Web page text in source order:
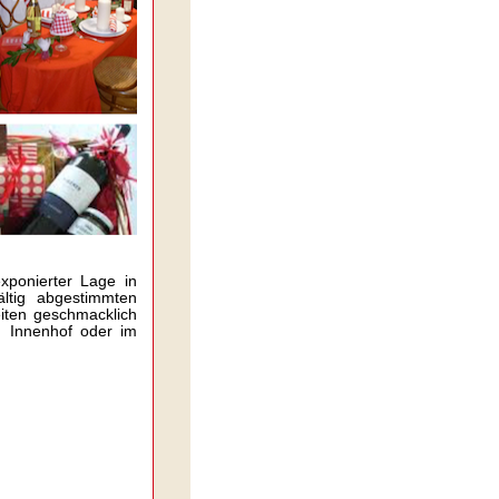
Lage in
abgestimmten
geschmacklich
Innenhof oder im